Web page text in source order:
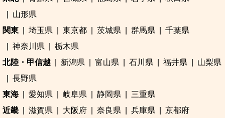
山形県
関東
埼玉県 東京都 茨城県 群馬県
千葉県
神奈川県
栃木県
北陸・甲信越
新潟県 富山県 石川県 福井県
山梨県
長野県
東海
愛知県 岐阜県 静岡県
三重県
近畿
滋賀県 大阪府 奈良県 兵庫県
京都府